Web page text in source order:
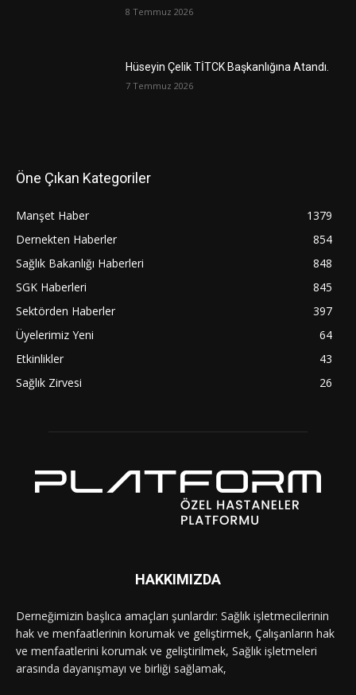
8 Temmuz 2026
Hüseyin Çelik TİTCK Başkanlığına Atandı.
7 Temmuz 2026
Öne Çıkan Kategoriler
Manşet Haber
1379
Dernekten Haberler
854
Sağlık Bakanlığı Haberleri
848
SGK Haberleri
845
Sektörden Haberler
397
Üyelerimiz Yeni
64
Etkinlikler
43
Sağlık Zirvesi
26
HAKKIMIZDA
Derneğimizin başlıca amaçları şunlardır: Sağlık işletmecilerinin
hak ve menfaatlerinin korumak ve geliştirmek, Çalışanların hak
ve menfaatlerini korumak ve geliştirilmek, Sağlık işletmeleri
arasında dayanışmayı ve birliği sağlamak,